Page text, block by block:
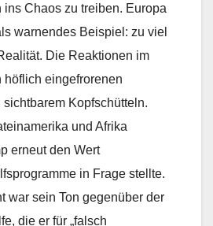
ins Chaos zu treiben. Europa
warnendes Beispiel: zu viel
Die Reaktionen im
höflich eingefrorenen
Kopfschütteln.
und Afrika
erneut den Wert
in Frage stellte.
war sein Ton gegenüber der
die er für „falsch